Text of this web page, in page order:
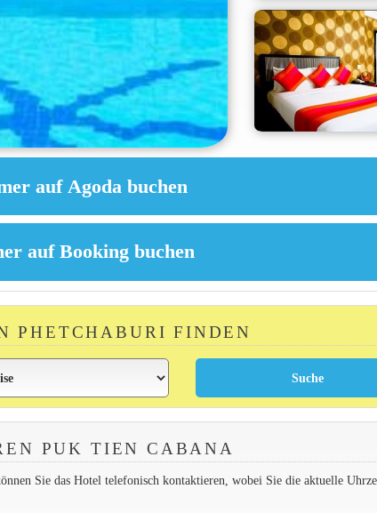
PHETCHABURI FINDEN
PUK TIEN CABANA
Sie das Hotel telefonisch kontaktieren, wobei Sie die aktuelle